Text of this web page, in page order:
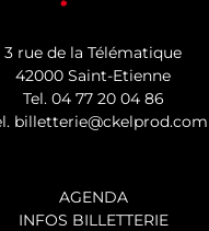
3 rue de la Télématique
42000 Saint-Etienne
Tel. 04 77 20 04 86
billetterie@ckelprod.com
AGENDA
INFOS BILLETTERIE